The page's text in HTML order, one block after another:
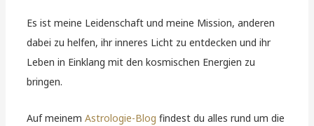
Es ist meine Leidenschaft und meine Mission, anderen
dabei zu helfen, ihr inneres Licht zu entdecken und ihr
Leben in Einklang mit den kosmischen Energien zu
bringen.
Auf meinemAstrologie-Blog findest du alles rund um die